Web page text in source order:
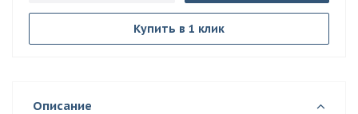
Купить в 1 клик
Описание